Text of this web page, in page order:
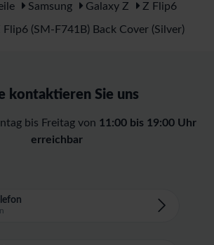
Samsung Galaxy Z Z Flip6
Flip6 (SM-F741B) Back Cover (Silver)
kontaktieren Sie uns
bis Freitag von 11:00 bis 19:00 Uhr
erreichbar